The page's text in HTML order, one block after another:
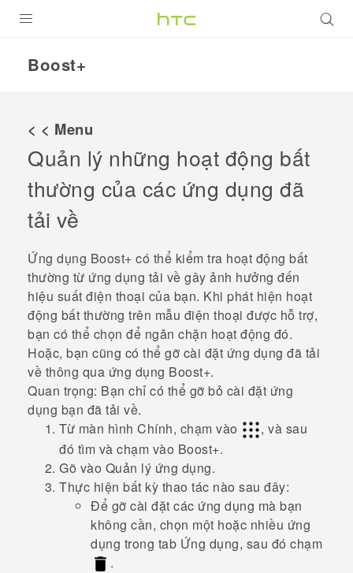
VIVERSE
ỨNG DỤNG
HỖ TRỢ
Boost+
< < Menu
Quản lý những hoạt động bất
thường của các ứng dụng đã
tải về
Ứng dụng Boost+ có thể kiểm tra hoạt động bất
thường từ ứng dụng tải về gây ảnh hưởng đến
hiệu suất điện thoại của bạn. Khi phát hiện hoạt
động bất thường trên mẫu điện thoại được hỗ trợ,
bạn có thể chọn để ngăn chặn hoạt động đó.
Hoặc, bạn cũng có thể gỡ cài đặt ứng dụng đã tải
về thông qua ứng dụng Boost+.
Quan trọng: Bạn chỉ có thể gỡ bỏ cài đặt ứng
dụng bạn đã tải về.
Từ màn hình Chính, chạm vào
, và sau
đó tìm và chạm vào Boost+.
Gõ vào Quản lý ứng dụng.
Thực hiện bất kỳ thao tác nào sau đây:
Để gỡ cài đặt các ứng dụng mà bạn
không cần, chọn một hoặc nhiều ứng
dụng trong tab Ứng dụng, sau đó chạm
.